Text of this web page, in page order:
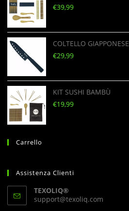
€39,99
COLTELLO GIAPPONESE
€29,99
KIT SUSHI BAMBÙ
€19,99
Carrello
Assistenza Clienti
TEXOLIQ®
support@texoliq.com